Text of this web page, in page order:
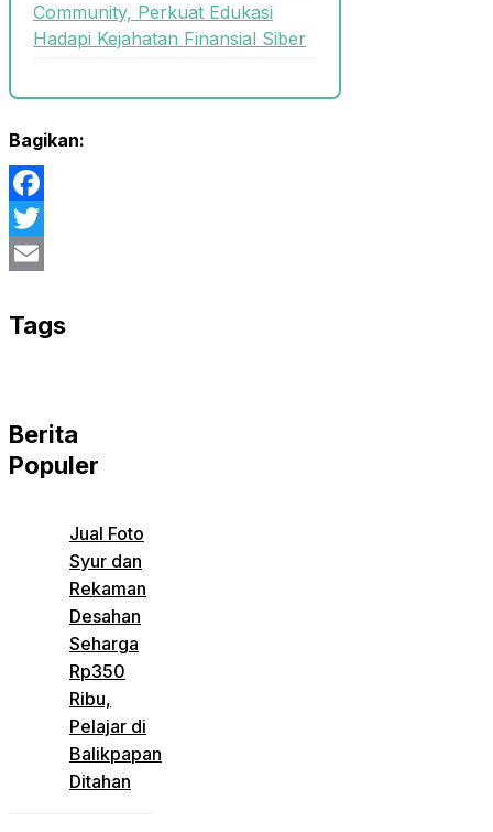
Community, Perkuat Edukasi
Hadapi Kejahatan Finansial Siber
Bagikan:
Facebook
Twitter
Tags
Berita
Populer
Jual Foto
Syur dan
Rekaman
Desahan
Seharga
Rp350
Ribu,
Pelajar di
Balikpapan
Ditahan